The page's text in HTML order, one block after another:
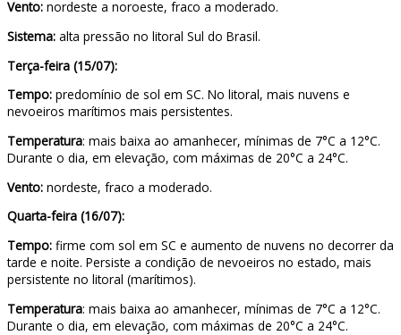
Vento: nordeste a noroeste, fraco a moderado.
Sistema: alta pressão no litoral Sul do Brasil.
Terça-feira (15/07):
Tempo: predomínio de sol em SC. No litoral, mais nuvens e
nevoeiros marítimos mais persistentes.
Temperatura: mais baixa ao amanhecer, mínimas de 7°C a 12°C.
Durante o dia, em elevação, com máximas de 20°C a 24°C.
Vento: nordeste, fraco a moderado.
Quarta-feira (16/07):
Tempo: firme com sol em SC e aumento de nuvens no decorrer da
tarde e noite. Persiste a condição de nevoeiros no estado, mais
persistente no litoral (marítimos).
Temperatura: mais baixa ao amanhecer, mínimas de 7°C a 12°C.
Durante o dia, em elevação, com máximas de 20°C a 24°C.